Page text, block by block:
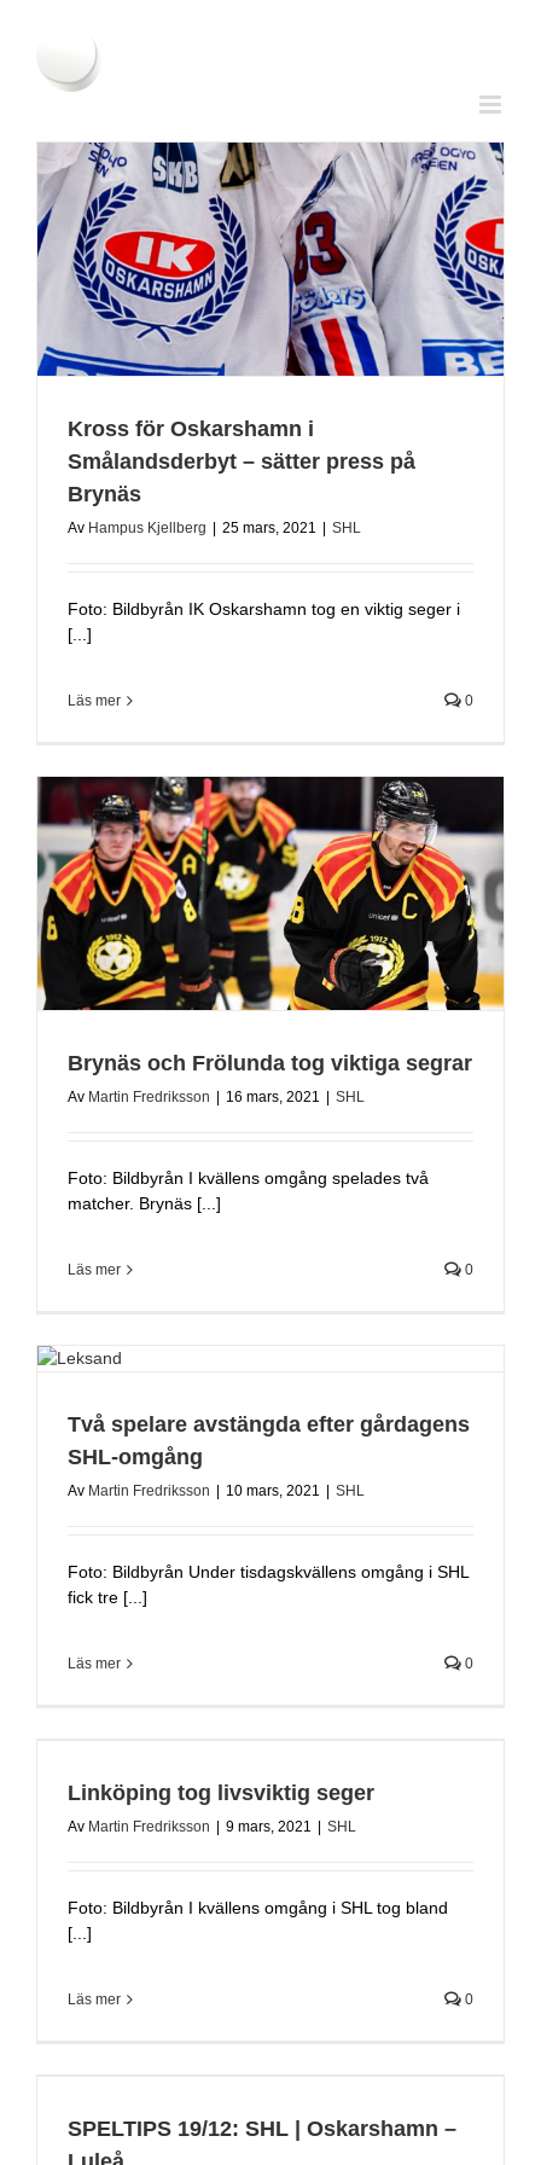
Kross för Oskarshamn i
Smålandsderbyt – sätter press på
Brynäs
Av Hampus Kjellberg | 25 mars, 2021 | SHL
Foto: Bildbyrån IK Oskarshamn tog en viktig seger i
[...]
Läs mer 0
Brynäs och Frölunda tog viktiga segrar
Av Martin Fredriksson | 16 mars, 2021 | SHL
Foto: Bildbyrån I kvällens omgång spelades två
matcher. Brynäs [...]
Läs mer 0
Två spelare avstängda efter gårdagens
SHL-omgång
Av Martin Fredriksson | 10 mars, 2021 | SHL
Foto: Bildbyrån Under tisdagskvällens omgång i SHL
fick tre [...]
Läs mer 0
Linköping tog livsviktig seger
Av Martin Fredriksson | 9 mars, 2021 | SHL
Foto: Bildbyrån I kvällens omgång i SHL tog bland
[...]
Läs mer 0
SPELTIPS 19/12: SHL | Oskarshamn –